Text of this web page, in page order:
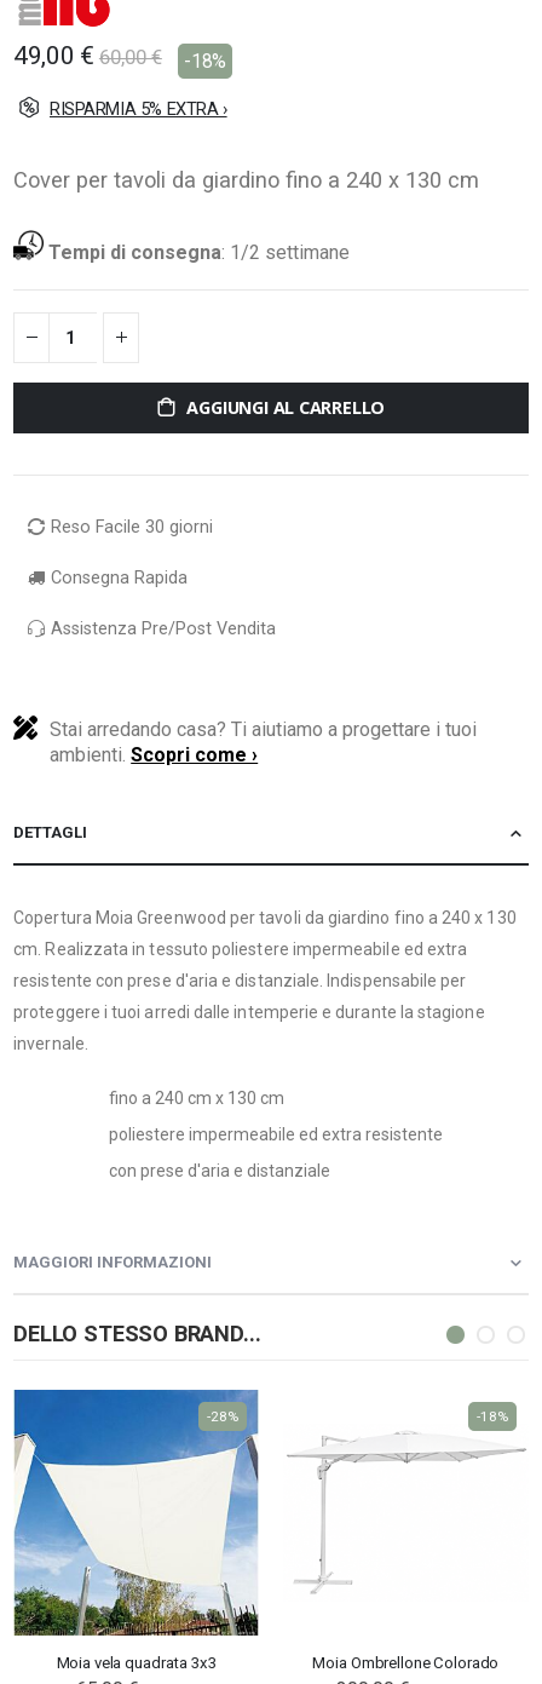
49,00 € 60,00 € -18%
RISPARMIA 5% EXTRA ›
Cover per tavoli da giardino fino a 240 x 130 cm
Tempi di consegna: 1/2 settimane
AGGIUNGI AL CARRELLO
Reso Facile 30 giorni
Consegna Rapida
Assistenza Pre/Post Vendita
Stai arredando casa? Ti aiutiamo a progettare i tuoi
ambienti.Scopri come ›
DETTAGLI
Copertura Moia Greenwood per tavoli da giardino fino a 240 x 130
cm. Realizzata in tessuto poliestere impermeabile ed extra
resistente con prese d'aria e distanziale. Indispensabile per
proteggere i tuoi arredi dalle intemperie e durante la stagione
invernale.
fino a 240 cm x 130 cm
poliestere impermeabile ed extra resistente
con prese d'aria e distanziale
MAGGIORI INFORMAZIONI
DELLO STESSO BRAND...
Moia vela quadrata 3x3
-28%
Moia Ombrellone Colorado
-18%